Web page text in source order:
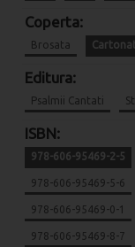
Coperta:
Brosata
Editura:
Psalmii Cantati
ISBN:
978-606-95469-2-5
978-606-95469-5-6
978-606-95469-0-1
978-606-95469-8-7